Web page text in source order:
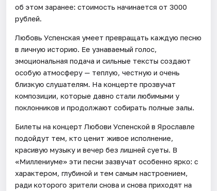
об этом заранее: стоимость начинается от 3000
рублей.
Любовь Успенская умеет превращать каждую песню
в личную историю. Ее узнаваемый голос,
эмоциональная подача и сильные тексты создают
особую атмосферу — теплую, честную и очень
близкую слушателям. На концерте прозвучат
композиции, которые давно стали любимыми у
поклонников и продолжают собирать полные залы.
Билеты на концерт Любови Успенской в Ярославле
подойдут тем, кто ценит живое исполнение,
красивую музыку и вечер без лишней суеты. В
«Миллениуме» эти песни зазвучат особенно ярко: с
характером, глубиной и тем самым настроением,
ради которого зрители снова и снова приходят на